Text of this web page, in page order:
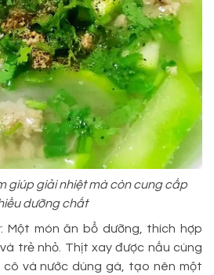
giúp giải nhiệt mà còn cung cấp
dưỡng chất
Một món ăn bổ dưỡng, thích hợp
trẻ nhỏ. Thịt xay được nấu cùng
cô và nước dùng gà, tạo nên một